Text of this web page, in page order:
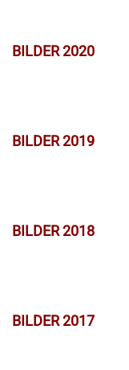
BILDER 2020
BILDER 2019
BILDER 2018
BILDER 2017